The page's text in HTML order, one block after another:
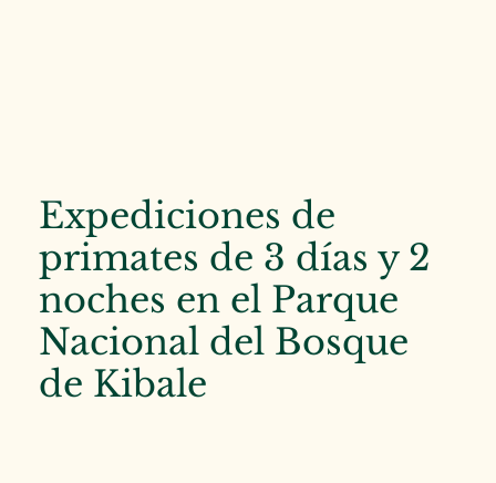
Expediciones de
primates de 3 días y 2
noches en el Parque
Nacional del Bosque
de Kibale